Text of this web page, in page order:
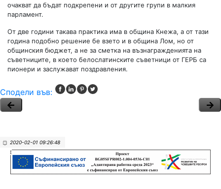
очакват да бъдат подкрепени и от другите групи в малкия
парламент.
От две години такава практика има в община Кнежа, а от тази
година подобно решение бе взето и в община Лом, но от
общинския бюджет, а не за сметка на възнагражденията на
съветниците, в което белослатинските съветници от ГЕРБ са
пионери и заслужават поздравления.
Сподели във:
2020-02-01 09:26:48